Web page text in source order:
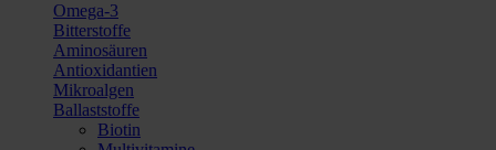
Omega-3
Bitterstoffe
Aminosäuren
Antioxidantien
Mikroalgen
Ballaststoffe
Biotin